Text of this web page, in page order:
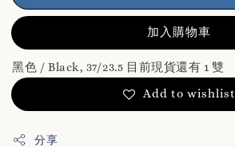
加入購物車
黑色 / Black, 37/23.5 目前現貨還有 1 雙
Add to wishlist
分享